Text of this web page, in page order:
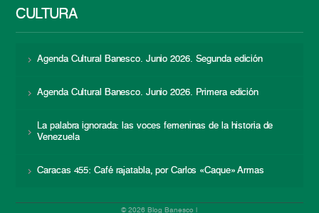
CULTURA
Agenda Cultural Banesco. Junio 2026. Segunda edición
Agenda Cultural Banesco. Junio 2026. Primera edición
La palabra ignorada: las voces femeninas de la historia de
Venezuela
Caracas 455: Café rajatabla, por Carlos «Caque» Armas
© 2026 Blog Banesco |